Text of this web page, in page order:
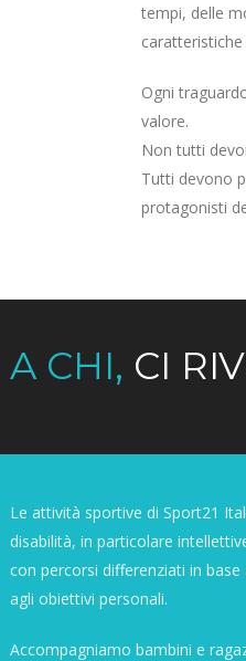
tempi, delle
caratteristiche
Ogni
valore.
Non tutti
Tutti devono
protagonisti
A CHI, CI
Le attività sportive di Sport21
disabilità, in particolare
con percorsi differenziati in
agli obiettivi personali.
Accompagniamo bambini e